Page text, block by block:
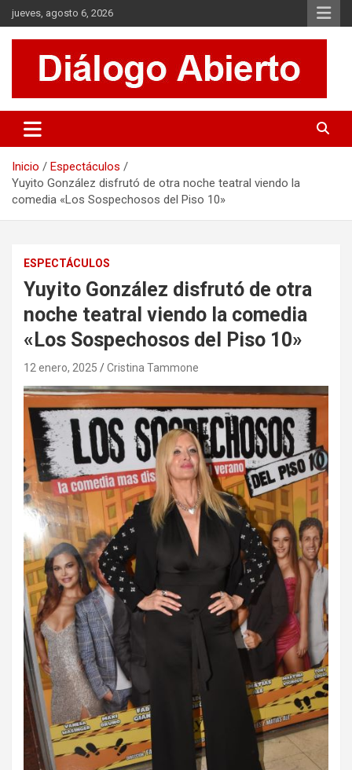
Saltar
al
contenido
jueves, agosto 6, 2026
Diálogo Abierto
Se tratan diversos temas de actualidad buscando hacer un
aporte a la sociedad, brindando información relevante de lo que
Inicio
Espectáculos
Yuyito González disfrutó de otra noche teatral viendo la
comedia «Los Sospechosos del Piso 10»
ESPECTÁCULOS
Yuyito González disfrutó de otra
noche teatral viendo la comedia
«Los Sospechosos del Piso 10»
12 enero, 2025 Cristina Tammone